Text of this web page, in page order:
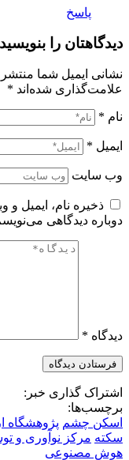
پاسخ
دیدگاهتان را بنویسید
نشانی ایمیل شما
علامت‌گذاری شده‌اند *
نام *
ایمیل *
وب‌ سایت
ذخیره نام، ایمیل
دوباره دیدگاهی
دیدگاه *
اشتراک گذاری خبر:
برچسب‌ها:
اسکن چشم پژوهشگاه
سکته مرکز نوآوری و
هوش مصنوعی